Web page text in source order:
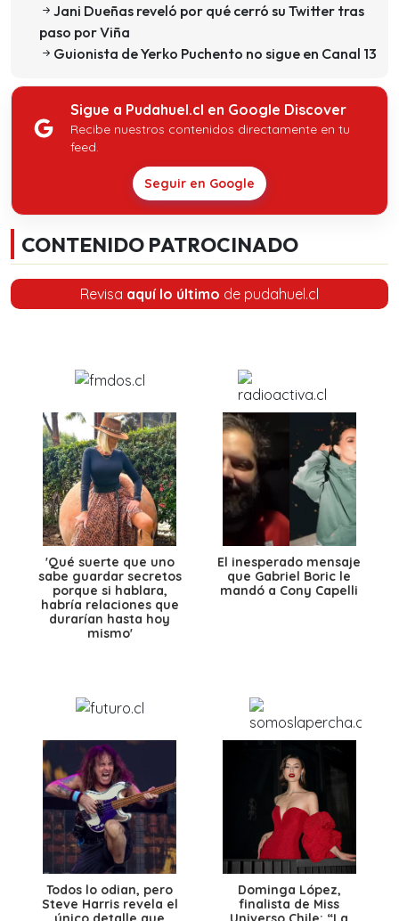
Jani Dueñas reveló por qué cerró su Twitter tras
paso por Viña
Guionista de Yerko Puchento no sigue en Canal 13
Sigue a Pudahuel.cl en Google Discover
Recibe nuestros contenidos directamente en tu
feed.
Seguir en Google
CONTENIDO PATROCINADO
Revisa aquí lo último de pudahuel.cl
'Qué suerte que uno
sabe guardar secretos
porque si hablara,
habría relaciones que
durarían hasta hoy
mismo'
El inesperado mensaje
que Gabriel Boric le
mandó a Cony Capelli
Todos lo odian, pero
Steve Harris revela el
Dominga López,
finalista de Miss